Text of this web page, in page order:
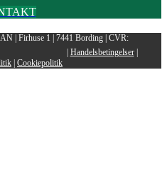
| Firhuse 1 | 7441 Bording | CVR:
| Handelsbetingelser|
| Cookiepolitik